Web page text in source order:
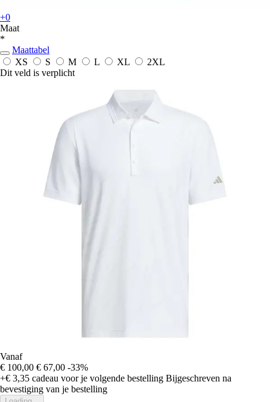
+0
Maat
*
Maattabel
XS
S M L XL
2XL
Dit veld is verplicht
Vanaf
€ 100,00 € 67,00 -33%
+€ 3,35 cadeau voor je volgende bestelling Bijgeschreven na
bevestiging van je bestelling